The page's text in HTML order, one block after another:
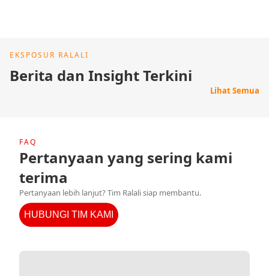
EKSPOSUR RALALI
Berita dan Insight Terkini
Lihat Semua
FAQ
Pertanyaan yang sering kami
terima
Pertanyaan lebih lanjut? Tim Ralali siap membantu.
HUBUNGI TIM KAMI